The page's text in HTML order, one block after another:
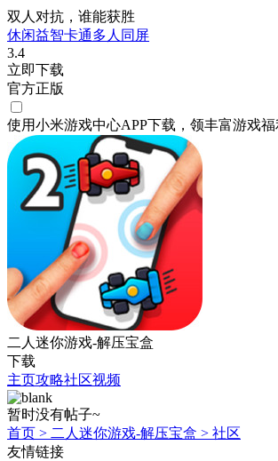
双人对抗，谁能获胜
休闲益智卡通多人同屏
3.4
立即下载
官方正版
使用小米游戏中心APP下载 ，领丰富游戏福
二人迷你游戏-解压宝盒
下载
主页攻略社区视频
暂时没有帖子~
首页 > 二人迷你游戏-解压宝盒 > 社区
友情链接